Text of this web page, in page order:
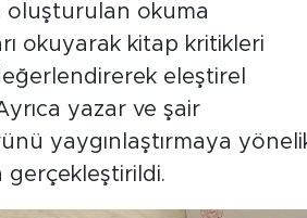
oluşturulan okuma
okuyarak kitap kritikleri
eleştirel
yazar ve şair
yaygınlaştırmaya
gerçekleştirildi.